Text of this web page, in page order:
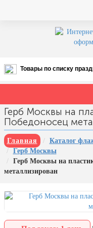
Товары по списку
Все праздники
августа)
12 августа, День ВВС
22 августа, День
флага РФ
День шахтера (последнее
1 сентября, День знаний
борьбе с терроризмом
Герб Москвы на
Победоносец
Главная Каталог
Герб Москвы
Герб Москвы на
металлизирован